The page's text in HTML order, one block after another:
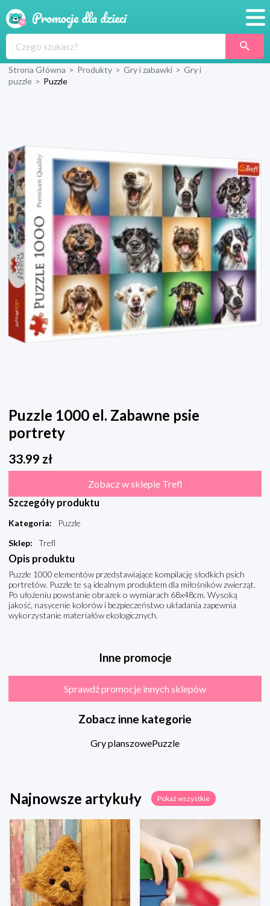
Produkty
Wyprawka
Strona Główna > Produkty > Gry i zabawki > Gry i
puzzle > Puzzle
Puzzle 1000 el. Zabawne psie
portrety
33.99 zł
Zobacz w sklepie Trefl
Szczegóły produktu
Kategoria:
Puzzle
Sklep: Trefl
Opis produktu
Puzzle 1000 elementów przedstawiające kompilację słodkich psich
portretów. Puzzle te są idealnym produktem dla miłośników zwierząt.
Po ułożeniu powstanie obrazek o wymiarach 68x48cm. Wysoką
jakość, nasycenie kolorów i bezpieczeństwo układania zapewnia
wykorzystanie materiałów ekologicznych.
Inne promocje
Sprawdź promocje innych sklepów
Zobacz inne kategorie
Gry planszowePuzzle
Najnowsze artykuły Pokaż wszystkie